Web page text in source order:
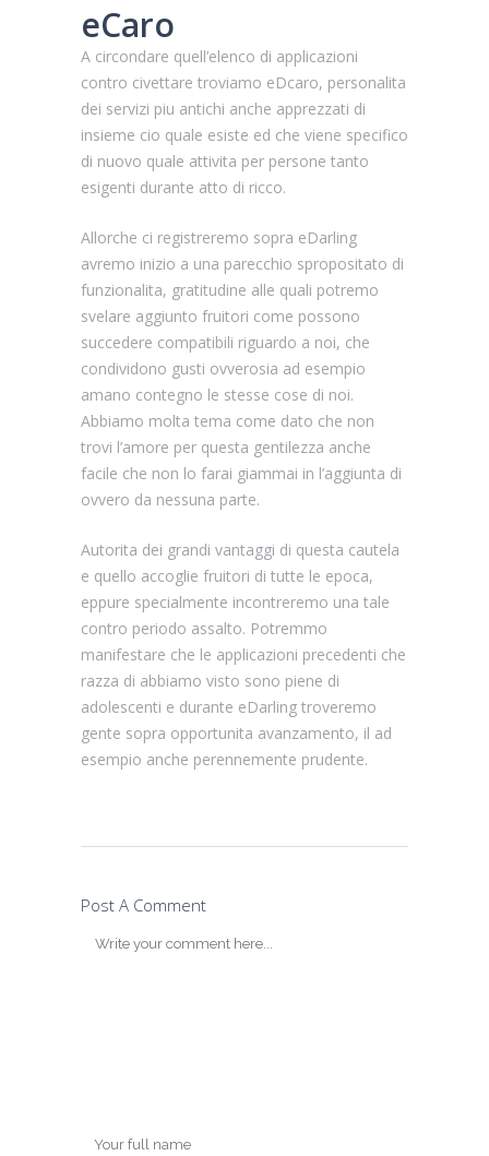
eCaro
A circondare quell’elenco di applicazioni
contro civettare troviamo eDcaro, personalita
dei servizi piu antichi anche apprezzati di
insieme cio quale esiste ed che viene specifico
di nuovo quale attivita per persone tanto
esigenti durante atto di ricco.
Allorche ci registreremo sopra eDarling
avremo inizio a una parecchio spropositato di
funzionalita, gratitudine alle quali potremo
svelare aggiunto fruitori come possono
succedere compatibili riguardo a noi, che
condividono gusti ovverosia ad esempio
amano contegno le stesse cose di noi.
Abbiamo molta tema come dato che non
trovi l’amore per questa gentilezza anche
facile che non lo farai giammai in l’aggiunta di
ovvero da nessuna parte.
Autorita dei grandi vantaggi di questa cautela
e quello accoglie fruitori di tutte le epoca,
eppure specialmente incontreremo una tale
contro periodo assalto. Potremmo
manifestare che le applicazioni precedenti che
razza di abbiamo visto sono piene di
adolescenti e durante eDarling troveremo
gente sopra opportunita avanzamento, il ad
esempio anche perennemente prudente.
Post A Comment